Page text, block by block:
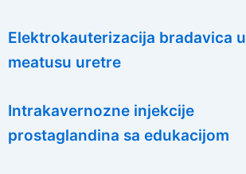
Elektrokauterizacija bradavica u
meatusu uretre
Intrakavernozne injekcije
prostaglandina sa edukacijom